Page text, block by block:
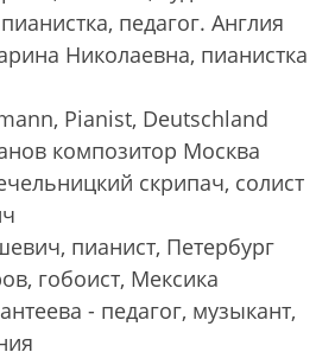
педагог. Англия
Николаевна, пианистка
Pianist, Deutschland
композитор Москва
скрипач, солист
пианист, Петербург
гобоист, Мексика
- педагог, музыкант,